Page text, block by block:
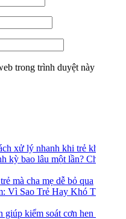
trong trình duyệt này cho
xử lý nhanh khi trẻ khó thở
kỳ bao lâu một lần? Cha mẹ
mà cha mẹ dễ bỏ qua
Vì Sao Trẻ Hay Khó Thở
kiểm soát cơn hen hiệu